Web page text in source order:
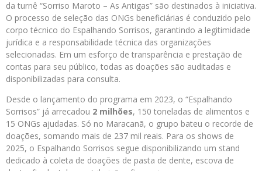
da turnê “Sorriso Maroto – As Antigas” são destinados à iniciativa.
O processo de seleção das ONGs beneficiárias é conduzido pelo
corpo técnico do Espalhando Sorrisos, garantindo a legitimidade
jurídica e a responsabilidade técnica das organizações
selecionadas. Em um esforço de transparência e prestação de
contas para seu público, todas as doações são auditadas e
disponibilizadas para consulta.
Desde o lançamento do programa em 2023, o “Espalhando
Sorrisos” já arrecadou 2 milhões, 150 toneladas de alimentos e
15 ONGs ajudadas. Só no Maracanã, o grupo bateu o recorde de
doações, somando mais de 237 mil reais. Para os shows de
2025, o Espalhando Sorrisos segue disponibilizando um stand
dedicado à coleta de doações de pasta de dente, escova de